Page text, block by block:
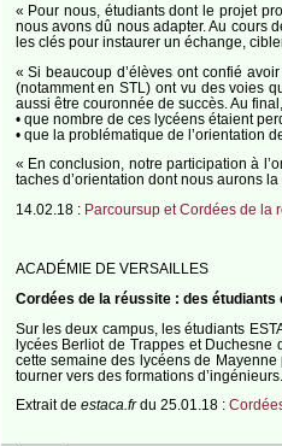
« Pour nous, étudiants dont le projet
nous avons dû nous adapter. Au cours
les clés pour instaurer un échange,
« Si beaucoup d’élèves ont confié
(notamment en STL) ont vu des voies
aussi être couronnée de succès. Au
• que nombre de ces lycéens étaient
• que la problématique de l’orientation
« En conclusion, notre participation à
taches d’orientation dont nous aurons
14.02.18 : Parcoursup et Cordées de la
ACADÉMIE DE VERSAILLES
Cordées de la réussite : des étudiants
Sur les deux campus, les étudiants
lycées Berliot de Trappes et Duchesne
cette semaine des lycéens de
tourner vers des formations d’ingénieurs.
Extrait de estaca.frdu 25.01.18 :